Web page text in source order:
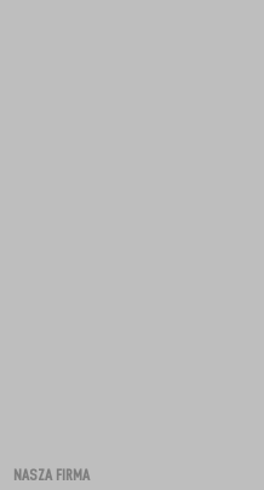
NASZA FIRMA